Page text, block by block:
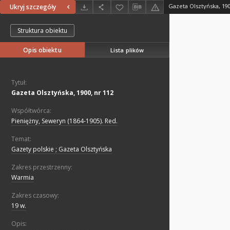
Ukryj szczegóły Gazeta Olsztyńska,
Struktura obiektu
Opis obiektu Lista plików
Tytuł:
Gazeta Olsztyńska, 1900, nr 112
Współtwórca:
Pieniężny, Seweryn (1864-1905). Red.
Temat:
Gazety polskie ; Gazeta Olsztyńska
Zakres przestrzenny:
Warmia
Zakres czasowy:
19 w.
Opis: